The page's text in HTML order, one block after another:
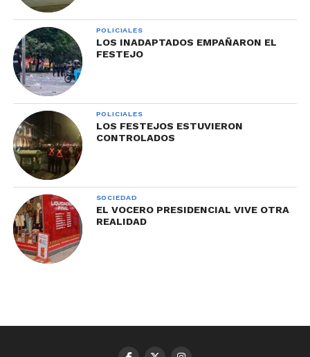
POLICIALES
LOS INADAPTADOS EMPAÑARON EL
FESTEJO
POLICIALES
LOS FESTEJOS ESTUVIERON
CONTROLADOS
SOCIEDAD
EL VOCERO PRESIDENCIAL VIVE OTRA
REALIDAD